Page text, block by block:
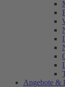
Angebote &